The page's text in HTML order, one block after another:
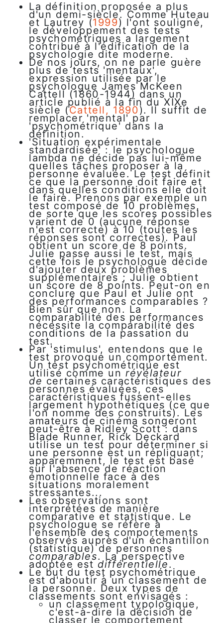
La définition proposée a plus
d'un demi-siècle. Comme Huteau
et Lautrey (1999) l'ont souligné,
le développement des tests
psychométriques a largement
contribué à l'édification de la
psychologie dite moderne.
De nos jours, on ne parle guère
plus de tests 'mentaux',
expression utilisée par le
psychologue James McKeen
Cattell (1860-1944) dans un
article publié à la fin du XIXe
siècle (Cattell, 1890). Il suffit de
remplacer 'mental' par
'psychométrique' dans la
définition.
'Situation expérimentale
standardisée' : le psychologue
lambda ne décide pas lui-même
quelles tâches proposer à la
personne évaluée. Le test définit
ce que la personne doit faire et
dans quelles conditions elle doit
le faire. Prenons par exemple un
test composé de 10 problèmes,
de sorte que les scores possibles
varient de 0 (aucune réponse
n'est correcte) à 10 (toutes les
réponses sont correctes). Paul
obtient un score de 8 points.
Julie passe aussi le test, mais
cette fois le psychologue décide
d'ajouter deux problèmes
supplémentaires ; Julie obtient
un score de 8 points. Peut-on en
conclure que Paul et Julie ont
des performances comparables ?
Bien sûr que non. La
comparabilité des performances
nécessite la comparabilité des
conditions de la passation du
test.
Par 'stimulus', entendons que le
test provoque un comportement.
Un test psychométrique est
utilisé comme unrévélateur
de certaines caractéristiques des
personnes évaluées, ces
caractéristiques fussent-elles
largement hypothétiques (ce que
l'on nomme des construits). Les
amateurs de cinéma songeront
peut-être à Ridley Scott : dans
Blade Runner, Rick Deckard
utilise un test pour déterminer si
une personne est un répliquant;
apparemment, le test est basé
sur l'absence de réaction
émotionnelle face à des
situations moralement
stressantes...
Les observations sont
interprétées de manière
comparative et statistique. Le
psychologue se réfère à
l'ensemble des comportements
observés auprès d'un échantillon
(statistique) de personnes
comparables. La perspective
adoptée est différentielle.
Le but du test psychométrique
est d'aboutir à un classement de
la personne. Deux types de
classements sont envisagés :
un classement typologique,
c'est-à-dire la décision de
classer le comportement